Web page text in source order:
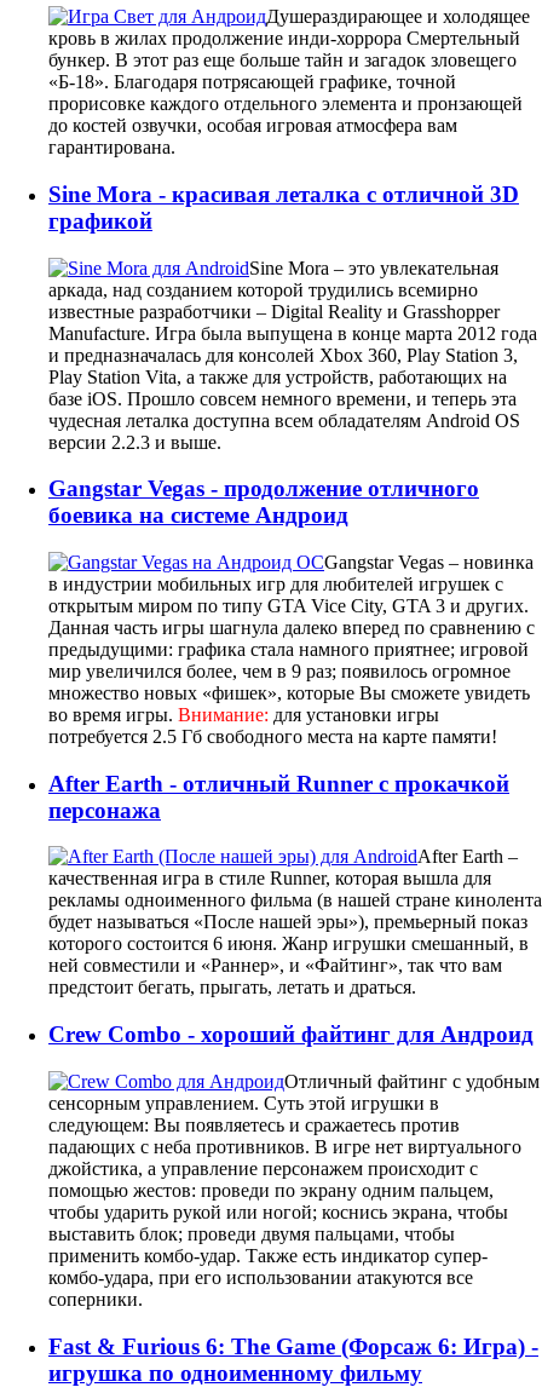
Душераздирающее и холодящее
кровь в жилах продолжение инди-хоррора Смертельный
бункер. В этот раз еще больше тайн и загадок зловещего
«Б-18». Благодаря потрясающей графике, точной
прорисовке каждого отдельного элемента и пронзающей
до костей озвучки, особая игровая атмосфера вам
гарантирована.
Sine Mora - красивая леталка с отличной 3D
графикой
Sine Mora – это увлекательная
аркада, над созданием которой трудились всемирно
известные разработчики – Digital Reality и Grasshopper
Manufacture. Игра была выпущена в конце марта 2012 года
и предназначалась для консолей Xbox 360, Play Station 3,
Play Station Vita, а также для устройств, работающих на
базе iOS. Прошло совсем немного времени, и теперь эта
чудесная леталка доступна всем обладателям Android OS
версии 2.2.3 и выше.
Gangstar Vegas - продолжение отличного
боевика на системе Андроид
Gangstar Vegas – новинка
в индустрии мобильных игр для любителей игрушек с
открытым миром по типу GTA Vice City, GTA 3 и других.
Данная часть игры шагнула далеко вперед по сравнению с
предыдущими: графика стала намного приятнее; игровой
мир увеличился более, чем в 9 раз; появилось огромное
множество новых «фишек», которые Вы сможете увидеть
во время игры. Внимание: для установки игры
потребуется 2.5 Гб свободного места на карте памяти!
After Earth - отличный Runner с прокачкой
персонажа
After Earth –
качественная игра в стиле Runner, которая вышла для
рекламы одноименного фильма (в нашей стране кинолента
будет называться «После нашей эры»), премьерный показ
которого состоится 6 июня. Жанр игрушки смешанный, в
ней совместили и «Раннер», и «Файтинг», так что вам
предстоит бегать, прыгать, летать и драться.
Crew Combo - хороший файтинг для Андроид
Отличный файтинг с удобным
сенсорным управлением. Суть этой игрушки в
следующем: Вы появляетесь и сражаетесь против
падающих с неба противников. В игре нет виртуального
джойстика, а управление персонажем происходит с
помощью жестов: проведи по экрану одним пальцем,
чтобы ударить рукой или ногой; коснись экрана, чтобы
выставить блок; проведи двумя пальцами, чтобы
применить комбо-удар. Также есть индикатор супер-
комбо-удара, при его использовании атакуются все
соперники.
Fast & Furious 6: The Game (Форсаж 6: Игра) -
игрушка по одноименному фильму